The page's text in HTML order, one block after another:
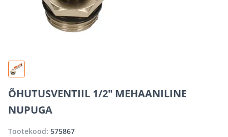
ÕHUTUSVENTIIL 1/2" MEHAANILINE
NUPUGA
Tootekood: 575867